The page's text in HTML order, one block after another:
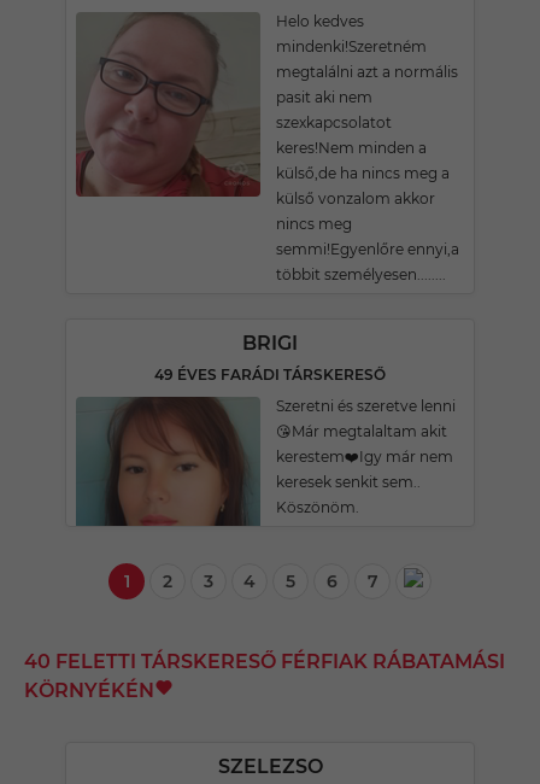
Helo kedves
mindenki!Szeretném
megtalálni azt a normális
pasit aki nem
szexkapcsolatot
keres!Nem minden a
külső,de ha nincs meg a
külső vonzalom akkor
nincs meg
semmi!Egyenlőre ennyi,a
többit személyesen........
BRIGI
49 ÉVES FARÁDI TÁRSKERESŐ
Szeretni és szeretve lenni
😘Már megtalaltam akit
kerestem❤️Igy már nem
keresek senkit sem..
Köszönöm.
1 2 3 4 5 6 7
40 FELETTI TÁRSKERESŐ FÉRFIAK RÁBATAMÁSI
KÖRNYÉKÉN
SZELEZSO